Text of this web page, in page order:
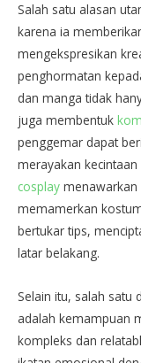
Salah satu alasan
karena ia
mengekspresikan
penghormatan
dan manga tidak
juga membentuk
penggemar dapat
merayakan
cosplay
memamerkan
bertukar tips,
latar belakang.
Selain itu, salah satu
adalah kemampuan
kompleks dan